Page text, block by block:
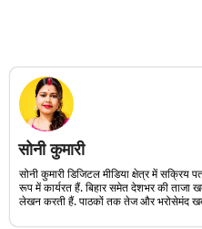
सोनी कुमारी
सोनी कुमारी डिजिटल मीडिया क्षेत्र में
रूप में कार्यरत हैं. बिहार समेत देशभर की ताजा
लेखन करती हैं. पाठकों तक तेज और भरोसेमंद